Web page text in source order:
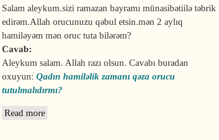
Salam aleykum.sizi ramazan bayramı münasibətiilə təbrik
edirəm.Allah orucunuzu qəbul etsin.mən 2 aylıq
hamiləyəm mən oruc tuta bilərəm?
Cavab:
Aleykum salam. Allah razı olsun. Cavabı buradan
oxuyun:Qadın hamiləlik zamanı qəza orucu
tutulmalıdırmı?
Read more